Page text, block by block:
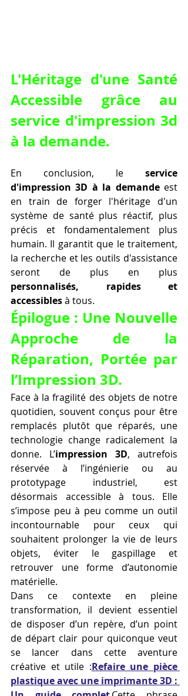
L'Héritage d'une Santé
service d'impression 3d
à la demande.
En conclusion, le service
d'impression 3D à la demande est
en train de forger l'héritage d'un
système de santé plus réactif, plus
précis et fondamentalement plus
humain. Il garantit que le traitement,
la recherche et les outils d'assistance
personnalisés, rapides et
accessibles à tous.
Épilogue : Une Nouvelle
Approche de la
Réparation, Portée par
l’Impression 3D.
Face à la fragilité des objets de notre
quotidien, souvent conçus pour être
remplacés plutôt que réparés, une
technologie change radicalement la
donne. L’impression 3D, autrefois
réservée à l’ingénierie ou au
prototypage industriel, est
désormais accessible à tous. Elle
s’impose peu à peu comme un outil
incontournable pour ceux qui
souhaitent prolonger la vie de leurs
objets, éviter le gaspillage et
retrouver une forme d’autonomie
matérielle.
Dans ce contexte en pleine
transformation, il devient essentiel
de disposer d’un repère, d’un point
de départ clair pour quiconque veut
se lancer dans cette aventure
créative et utile :Refaire une pièce
plastique avec une imprimante 3D :